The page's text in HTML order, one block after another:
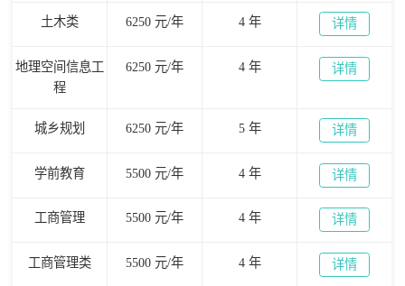
土木类 6250 元/年 4 年 详情
地理空间信息工
程
6250 元/年 4 年 详情
城乡规划 6250 元/年 5 年 详情
学前教育 5500 元/年 4 年 详情
工商管理 5500 元/年 4 年 详情
工商管理类 5500 元/年 4 年 详情